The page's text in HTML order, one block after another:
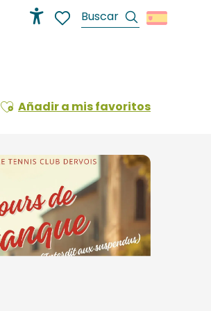
Buscar
Ajouter aux favoris
Añadir a mis favoritos